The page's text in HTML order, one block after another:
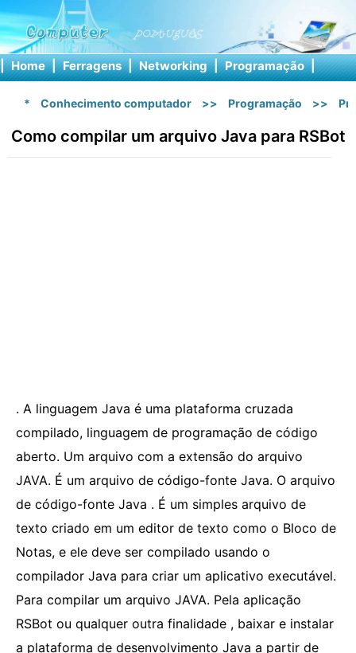
| Home | Ferragens | Networking | Programação |
* Conhecimento computador >> Programação >>
Como compilar um arquivo Java para RSBot
. A linguagem Java é uma plataforma cruzada
compilado, linguagem de programação de código
aberto. Um arquivo com a extensão do arquivo
JAVA. É um arquivo de código-fonte Java. O arquivo
de código-fonte Java . É um simples arquivo de
texto criado em um editor de texto como o Bloco de
Notas, e ele deve ser compilado usando o
compilador Java para criar um aplicativo executável.
Para compilar um arquivo JAVA. Pela aplicação
RSBot ou qualquer outra finalidade , baixar e instalar
a plataforma de desenvolvimento Java a partir de